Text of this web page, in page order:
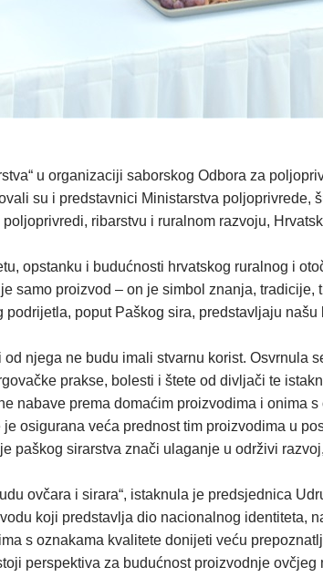
u organizaciji saborskog Odbora za
su i predstavnici Ministarstva poljoprivrede,
ribarstvu i ruralnom razvoju,
opstanku i budućnosti hrvatskog ruralnog i
samo proizvod – on je simbol znanja,
poput Paškog sira, predstavljaju
njega ne budu imali stvarnu korist. Osvrnula
prakse, bolesti i štete od divljači te
nabave prema domaćim proizvodima i onima
osigurana veća prednost tim proizvodima u
paškog sirarstva znači ulaganje u održivi
ovčara i sirara“, istaknula je predsjednica
koji predstavlja dio nacionalnog identiteta,
s oznakama kvalitete donijeti veću
perspektiva za budućnost proizvodnje